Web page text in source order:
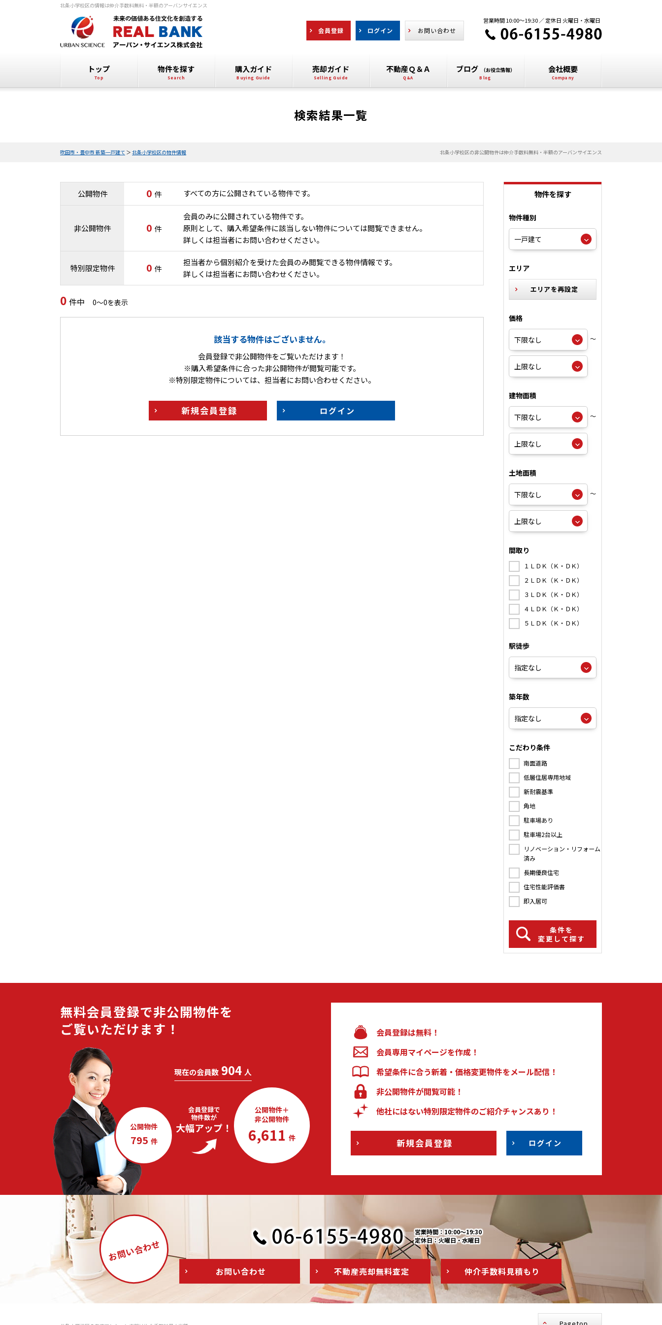
北条小学校区の情報は仲介手数料無料・半額のアーバンサイエンス
会員登録 ログイン お問い合わせ
営業時間 10:00～19:30 ／ 定休日 火曜日・水曜日
トップ 物件を探す 購入ガイド 売却ガイド 不動産Ｑ＆Ａ ブログ （お役立情報） 会社概要
検索結果一覧
吹田市・豊中市 新築一戸建て ＞ 北条小学校区の物件情報 北条小学校区の非公開物件は仲介手数料無料・半額のアーバンサイエンス
公開物件 0 件 すべての方に公開されている物件です。
非公開物件 0 件
会員のみに公開されている物件です。
原則として、購入希望条件に該当しない物件については閲覧できません。
詳しくは担当者にお問い合わせください。
特別限定物件 0 件
担当者から個別紹介を受けた会員のみ閲覧できる物件情報です。
詳しくは担当者にお問い合わせください。
0 件中 0～0を表示
該当する物件はございません。
会員登録で非公開物件をご覧いただけます！
※購入希望条件に合った非公開物件が閲覧可能です。
※特別限定物件については、担当者にお問い合わせください。
新規会員登録 ログイン
物件を探す
物件種別
エリア
エリアを再設定
価格
～
建物面積
～
土地面積
～
間取り
１ＬＤＫ（Ｋ・ＤＫ）
２ＬＤＫ（Ｋ・ＤＫ）
３ＬＤＫ（Ｋ・ＤＫ）
４ＬＤＫ（Ｋ・ＤＫ）
５ＬＤＫ（Ｋ・ＤＫ）
駅徒歩
築年数
こだわり条件
南面道路
低層住居専用地域
新耐震基準
角地
駐車場あり
駐車場2台以上
リノベーション・リフォーム
済み
長期優良住宅
住宅性能評価書
即入居可
条件を
変更して探す
無料会員登録で非公開物件を
ご覧いただけます！
現在の会員数 904 人
会員登録で
物件数が
大幅アップ！
公開物件
795 件
公開物件＋
非公開物件
6,611 件
会員登録は無料！
会員専用マイページを作成！
希望条件に合う新着・価格変更物件をメール配信！
非公開物件が閲覧可能！
他社にはない特別限定物件のご紹介チャンスあり！
新規会員登録 ログイン
お問い合わせ
営業時間：10:00～19:30
定休日：火曜日・水曜日
お問い合わせ 不動産売却無料査定 仲介手数料見積もり